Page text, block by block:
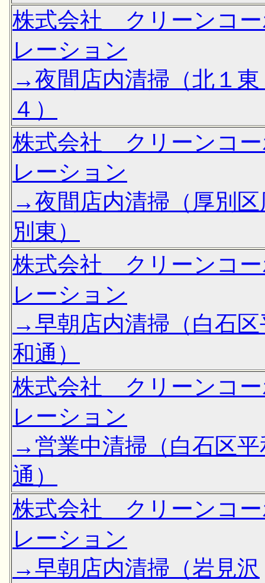
株式会社 クリーンコ
レーション
→夜間店内清掃（北１東
４）
株式会社 クリーンコ
レーション
→夜間店内清掃（厚別区
別東）
株式会社 クリーンコ
レーション
→早朝店内清掃（白石区
和通）
株式会社 クリーンコ
レーション
→営業中清掃（白石区平
通）
株式会社 クリーンコ
レーション
→早朝店内清掃（岩見沢